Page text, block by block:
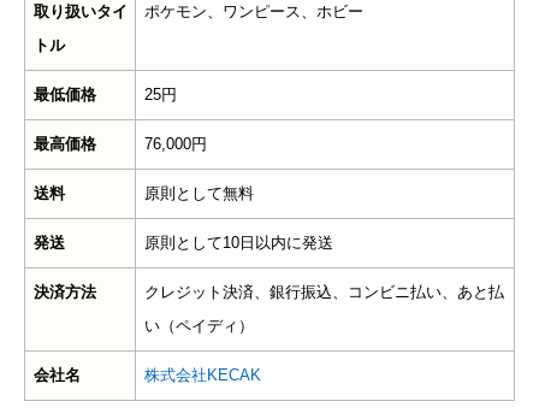
取り扱いタイ
トル
ポケモン、ワンピース、ホビー
最低価格 25円
最高価格 76,000円
送料 原則として無料
発送 原則として10日以内に発送
決済方法
クレジット決済、銀行振込、コンビニ払い、あと払
い（ペイディ）
会社名 株式会社KECAK